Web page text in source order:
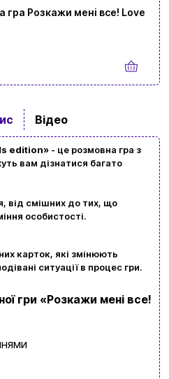
гра Розкажи мені все! Love
Відео
edition»- це розмовна гра з
вам дізнатися багато
від смішних до тих, що
особистості.
карток, які змінюють
ситуації в процес гри.
гри «Розкажи мені все!
та статті
обмін товарів
дзвінок
сайту:
порожній
нашого магазину і ви
щось цікавеньке